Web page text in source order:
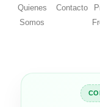
Quienes
Somos
Contacto